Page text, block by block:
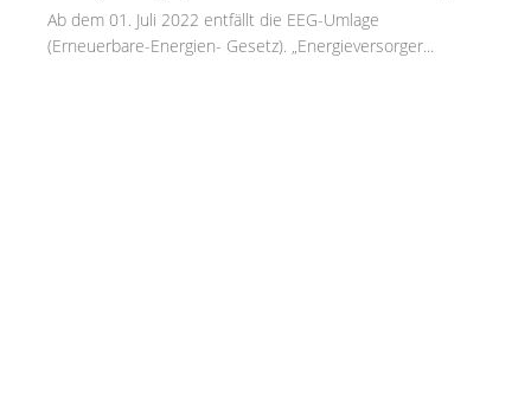
Ab dem 01. Juli 2022 entfällt die EEG-Umlage
(Erneuerbare-Energien- Gesetz). „Energieversorger...